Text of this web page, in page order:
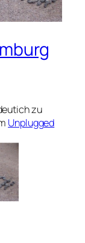
zu
Unplugged